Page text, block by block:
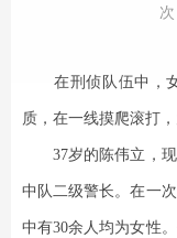
次
在刑侦队伍中，女
质，在一线摸爬滚打
37岁的陈伟立，现
中队二级警长。在一
中有30余人均为女性